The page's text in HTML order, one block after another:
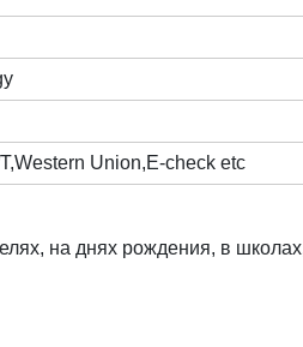
Union,E-check etc
на днях рождения, в